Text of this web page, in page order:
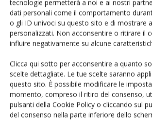
tecnologie permetterà a noi e ai nostri
dati personali come il comportamento
o gli ID univoci su questo sito e di mostrare
personalizzati. Non acconsentire o ritirare il
influire negativamente su alcune
Clicca qui sotto per acconsentire a quanto
scelte dettagliate. Le tue scelte saranno
questo sito. È possibile modificare le
momento, compreso il ritiro del consenso,
pulsanti della Cookie Policy o cliccando sul
del consenso nella parte inferiore dello
LASCIA UN COMMENTO